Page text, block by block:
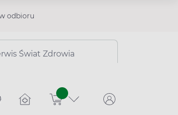
odbioru
Świat Zdrowia
sztuk